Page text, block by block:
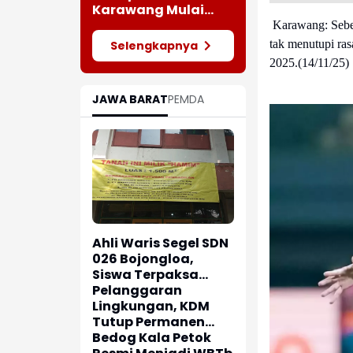
Karawang Mulai
Bagikan Modul
Gratis
Selengkapnya
JAWA BARATPEMDA
Ahli Waris Segel SDN
026 Bojongloa,
Siswa Terpaksa
Belajar Jarak Jauh
Pelanggaran
Lingkungan, KDM
Tutup Permanen
Lima Tambang Batu
Bedog Kala Petok
Karawang:
tak menutupi
2025.(14/11/25)